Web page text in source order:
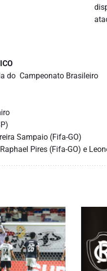
do Campeonato Brasileiro
Sampaio (Fifa-GO)
Pires (Fifa-GO) e